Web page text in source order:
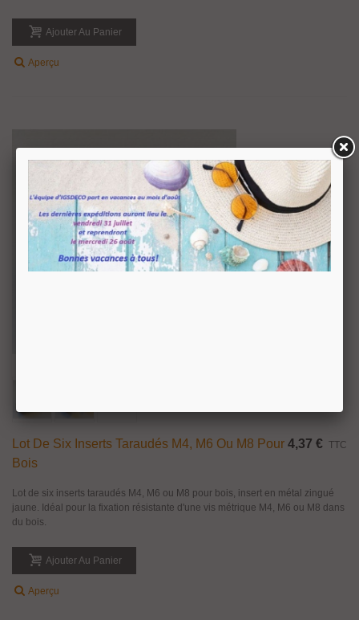
Ajouter Au Panier
Aperçu
Lot De Six Inserts Taraudés M4, M6 Ou M8 Pour
Bois
4,37 € TTC
Lot de six inserts taraudés M4, M6 ou M8 pour bois, insert en métal zingué
jaune. Idéal pour la fixation résistante d'une vis métrique M4, M6 ou M8 dans
du bois.
Ajouter Au Panier
Aperçu